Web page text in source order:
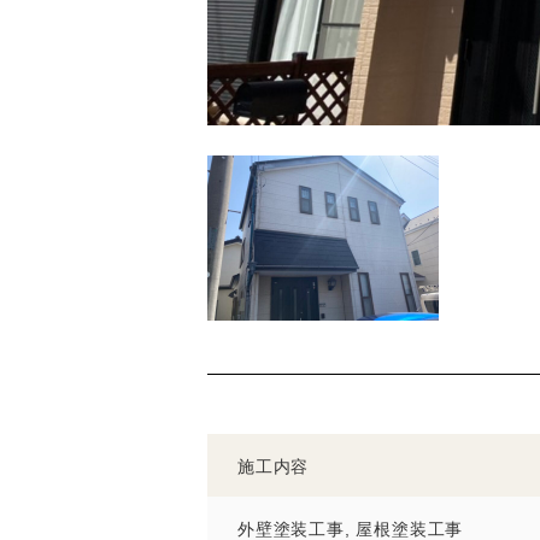
施工内容
外壁塗装工事, 屋根塗装工事